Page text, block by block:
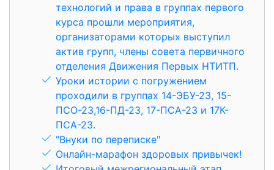
технологий и права в группах первого
курса прошли мероприятия,
организаторами которых выступил
актив групп, члены совета первичного
отделения Движения Первых НТИТП.
Уроки истории с погружением
проходили в группах 14-ЭБУ-23, 15-
ПСО-23,16-ПД-23, 17-ПСА-23 и 17К-
ПСА-23.
"Внуки по переписке"
Онлайн-марафон здоровых привычек!